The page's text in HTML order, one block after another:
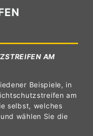
AM
Beispiele, in
am
selbst, welches
wählen Sie die